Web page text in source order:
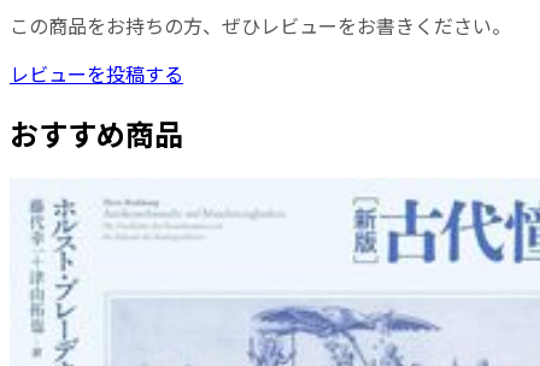
この商品をお持ちの方、ぜひレビューをお書きください。
レビューを投稿する
おすすめ商品